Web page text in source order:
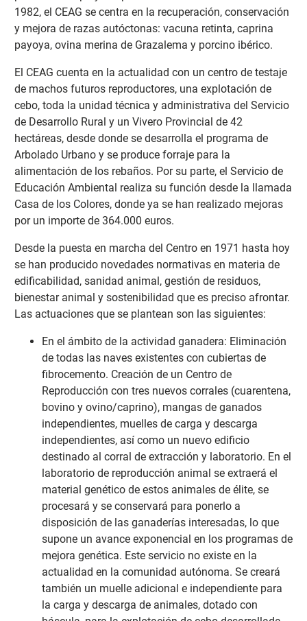
1982, el CEAG se centra en la recuperación, conservación
y mejora de razas autóctonas: vacuna retinta, caprina
payoya, ovina merina de Grazalema y porcino ibérico.
El CEAG cuenta en la actualidad con un centro de testaje
de machos futuros reproductores, una explotación de
cebo, toda la unidad técnica y administrativa del Servicio
de Desarrollo Rural y un Vivero Provincial de 42
hectáreas, desde donde se desarrolla el programa de
Arbolado Urbano y se produce forraje para la
alimentación de los rebaños. Por su parte, el Servicio de
Educación Ambiental realiza su función desde la llamada
Casa de los Colores, donde ya se han realizado mejoras
por un importe de 364.000 euros.
Desde la puesta en marcha del Centro en 1971 hasta hoy
se han producido novedades normativas en materia de
edificabilidad, sanidad animal, gestión de residuos,
bienestar animal y sostenibilidad que es preciso afrontar.
Las actuaciones que se plantean son las siguientes:
En el ámbito de la actividad ganadera: Eliminación
de todas las naves existentes con cubiertas de
fibrocemento. Creación de un Centro de
Reproducción con tres nuevos corrales (cuarentena,
bovino y ovino/caprino), mangas de ganados
independientes, muelles de carga y descarga
independientes, así como un nuevo edificio
destinado al corral de extracción y laboratorio. En el
laboratorio de reproducción animal se extraerá el
material genético de estos animales de élite, se
procesará y se conservará para ponerlo a
disposición de las ganaderías interesadas, lo que
supone un avance exponencial en los programas de
mejora genética. Este servicio no existe en la
actualidad en la comunidad autónoma. Se creará
también un muelle adicional e independiente para
la carga y descarga de animales, dotado con